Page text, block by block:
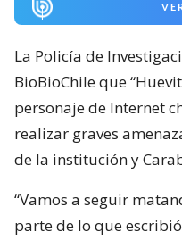
La Policía de
BioBioChile que
personaje de Internet
realizar graves
de la institución y
“Vamos a seguir
parte de lo que